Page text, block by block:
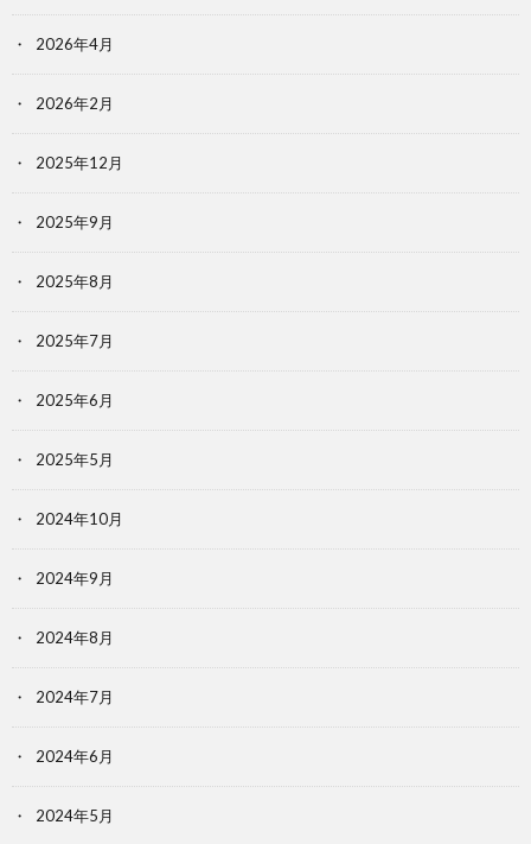
2026年4月
2026年2月
2025年12月
2025年9月
2025年8月
2025年7月
2025年6月
2025年5月
2024年10月
2024年9月
2024年8月
2024年7月
2024年6月
2024年5月